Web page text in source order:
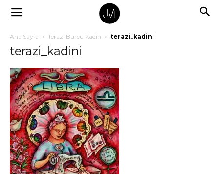
Ana Sayfa Terazi Burcu Kadın terazi_kadini
terazi_kadini